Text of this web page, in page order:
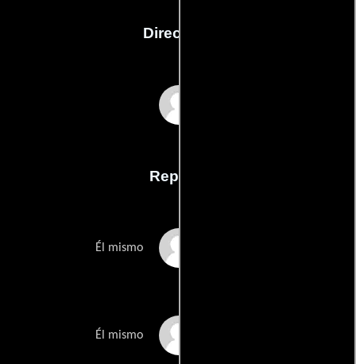
Dirección
Reparto
Él mismo
Él mismo